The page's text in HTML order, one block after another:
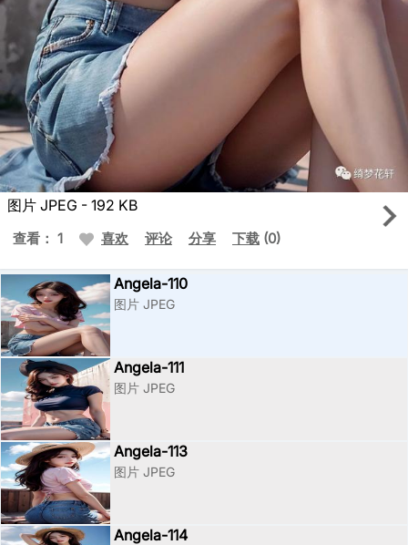
图片 JPEG - 192 KB
查看： 1 喜欢 评论 分享 下载 (0)
Angela-110
图片 JPEG
Angela-111
图片 JPEG
Angela-113
图片 JPEG
Angela-114